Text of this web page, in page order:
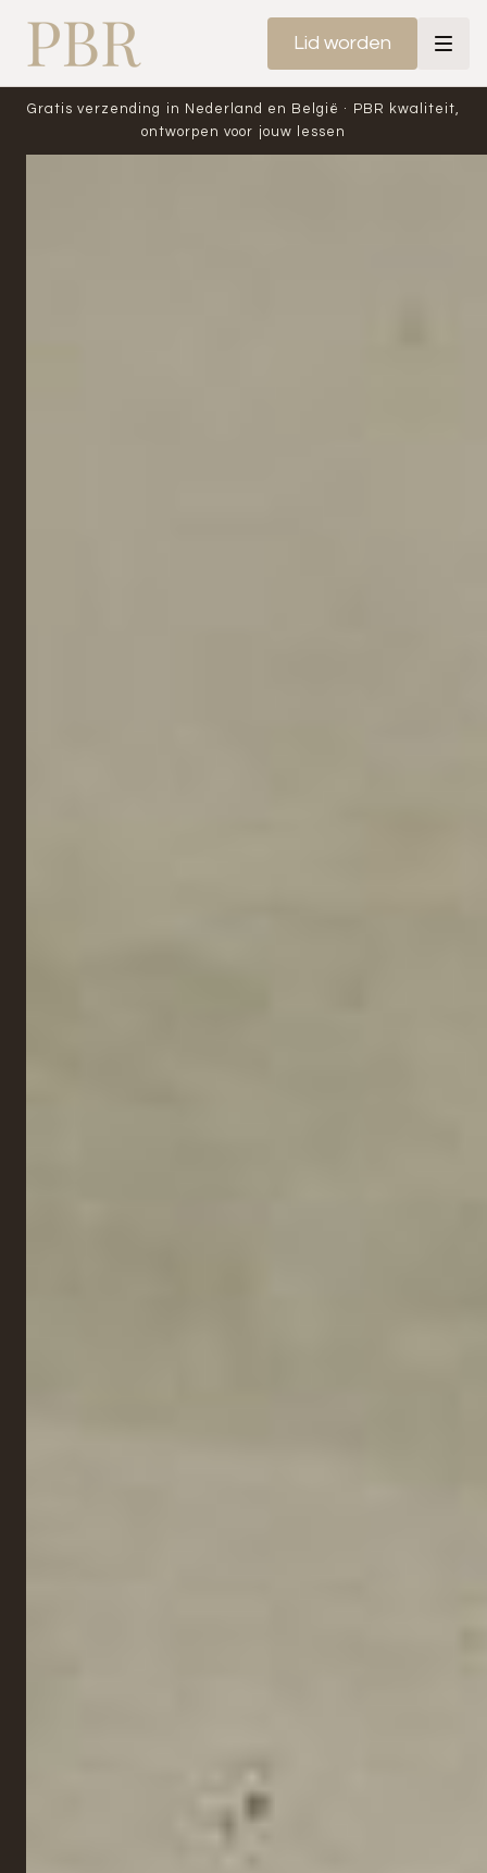
Lid worden
Gratis verzending in Nederland en België · PBR kwaliteit,
ontworpen voor jouw lessen